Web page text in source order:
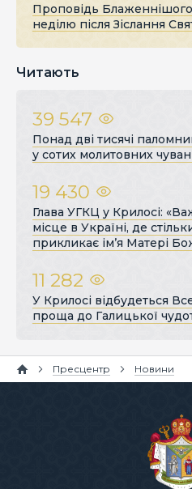
Проповідь
неділю після Зіслання
Читають
39 547
Понад дві тисячі
у сотих молитовних
19 430
Глава УГКЦ у Крилосі:
місце в Україні, де
прикликає ім’я Матері
11 282
У Крилосі відбудеться
проща до Галицької
Пресцентр Новини